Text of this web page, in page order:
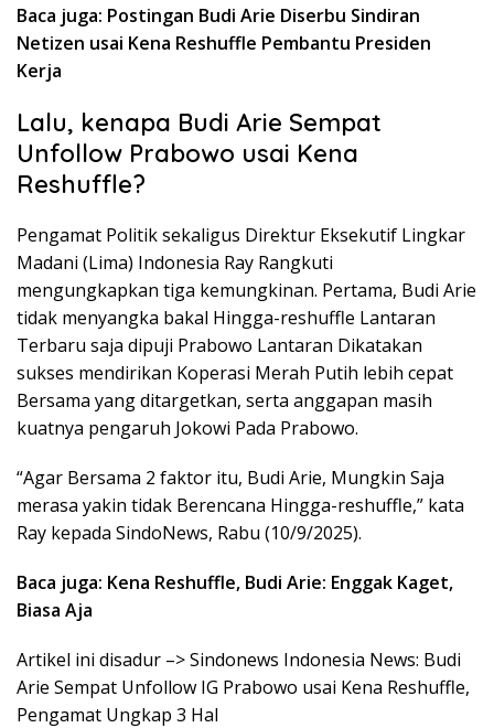
Baca juga: Postingan Budi Arie Diserbu Sindiran
Netizen usai Kena Reshuffle Pembantu Presiden
Kerja
Lalu, kenapa Budi Arie Sempat
Unfollow Prabowo usai Kena
Reshuffle?
Pengamat Politik sekaligus Direktur Eksekutif Lingkar
Madani (Lima) Indonesia Ray Rangkuti
mengungkapkan tiga kemungkinan. Pertama, Budi Arie
tidak menyangka bakal Hingga-reshuffle Lantaran
Terbaru saja dipuji Prabowo Lantaran Dikatakan
sukses mendirikan Koperasi Merah Putih lebih cepat
Bersama yang ditargetkan, serta anggapan masih
kuatnya pengaruh Jokowi Pada Prabowo.
“Agar Bersama 2 faktor itu, Budi Arie, Mungkin Saja
merasa yakin tidak Berencana Hingga-reshuffle,” kata
Ray kepada SindoNews, Rabu (10/9/2025).
Baca juga: Kena Reshuffle, Budi Arie: Enggak Kaget,
Biasa Aja
Artikel ini disadur –> Sindonews Indonesia News: Budi
Arie Sempat Unfollow IG Prabowo usai Kena Reshuffle,
Pengamat Ungkap 3 Hal